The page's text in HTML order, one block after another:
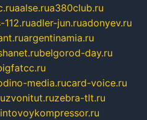
aalse.rua380club.ru
adler-jun.ruadonyev.ru
argentinamia.ru
belgorod-day.ru
media.rucard-voice.ru
zvonitut.ruzebra-tlt.ru